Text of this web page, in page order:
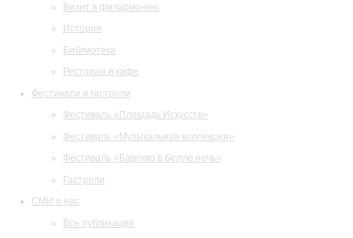
Визит в филармонию
История
Библиотека
Ресторан и кафе
Фестивали и гастроли
Фестиваль «Площадь Искусств»
Фестиваль «Музыкальная коллекция»
Фестиваль «Барокко в белую ночь»
Гастроли
СМИ о нас
Все публикации